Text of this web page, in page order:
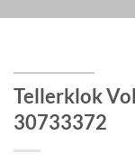
Tellerklok
30733372